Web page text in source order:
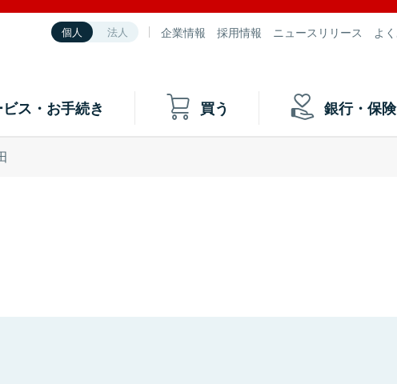
個人 法人 企業情報 採用情報 ニュースリリース よ
ス・お手続き 買う 銀行・保険